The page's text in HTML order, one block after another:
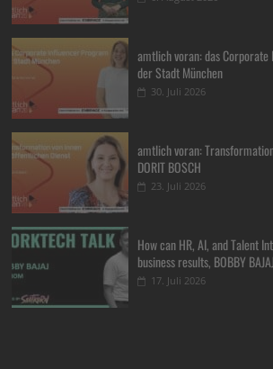
amtlich voran: das
der Stadt München
30. Juli 2026
amtlich voran:
DORIT BOSCH
23. Juli 2026
How can HR, AI, and Talent
business results, BOBBY
17. Juli 2026